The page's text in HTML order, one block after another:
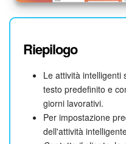
Riepilogo
Le attività intelligenti
testo predefinito e
giorni lavorativi.
Per impostazione
dell'attività